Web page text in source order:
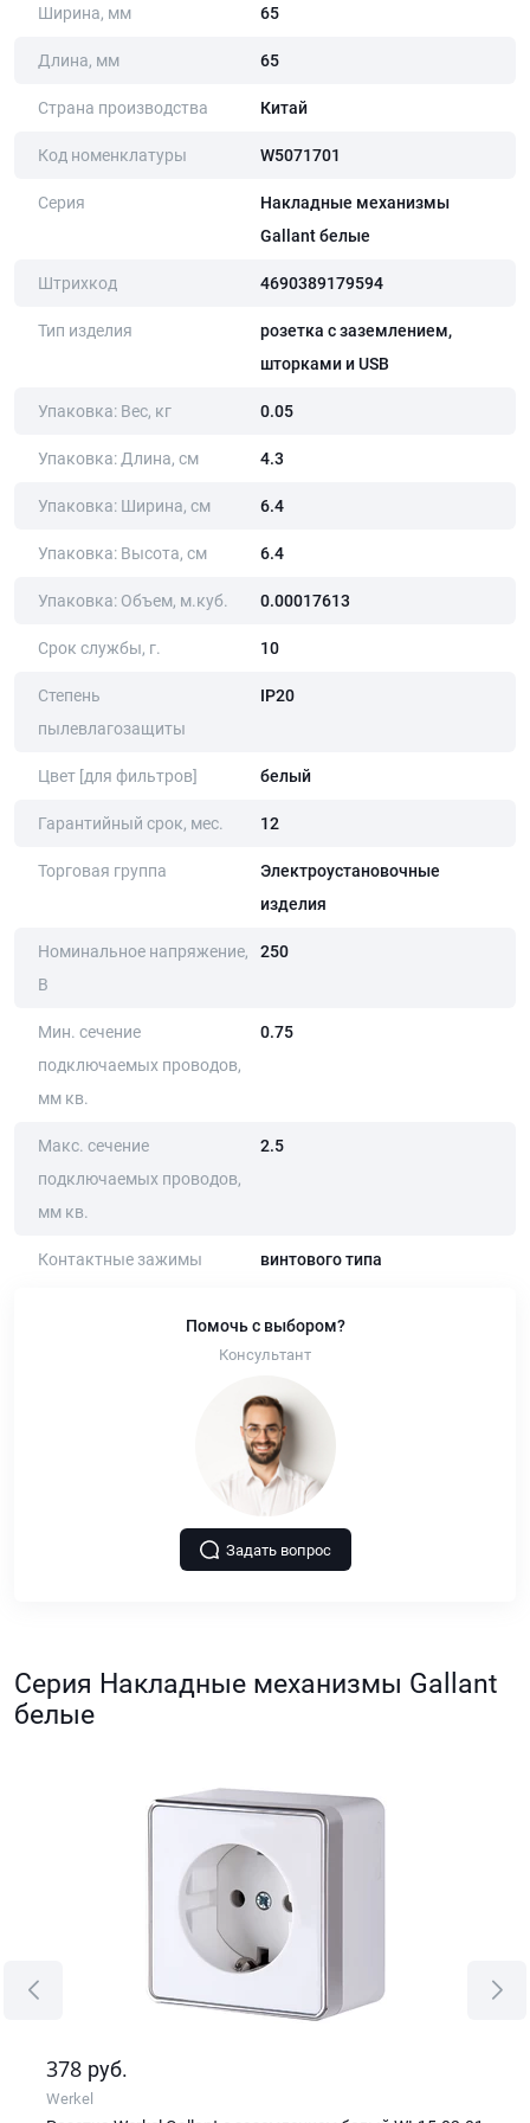
Ширина, мм 65
Длина, мм 65
Страна производства Китай
Код номенклатуры W5071701
Серия
Накладные механизмы
Gallant белые
Штрихкод 4690389179594
Тип изделия
розетка с заземлением,
шторками и USB
Упаковка: Вес, кг 0.05
Упаковка: Длина, cм 4.3
Упаковка: Ширина, cм 6.4
Упаковка: Высота, cм 6.4
Упаковка: Объем, м.куб. 0.00017613
Срок службы, г. 10
Степень
пылевлагозащиты
IP20
Цвет [для фильтров] белый
Гарантийный срок, мес. 12
Торговая группа
Электроустановочные
изделия
Номинальное напряжение,
В
250
Мин. сечение
подключаемых проводов,
мм кв.
0.75
Макс. сечение
подключаемых проводов,
мм кв.
2.5
Контактные зажимы винтового типа
Помочь с выбором?
Консультант
Задать вопрос
Серия Накладные механизмы Gallant
белые
378 руб.
Werkel